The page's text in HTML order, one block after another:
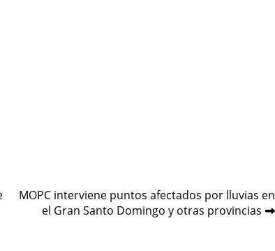
MOPC interviene puntos afectados por lluvias en
el Gran Santo Domingo y otras provincias